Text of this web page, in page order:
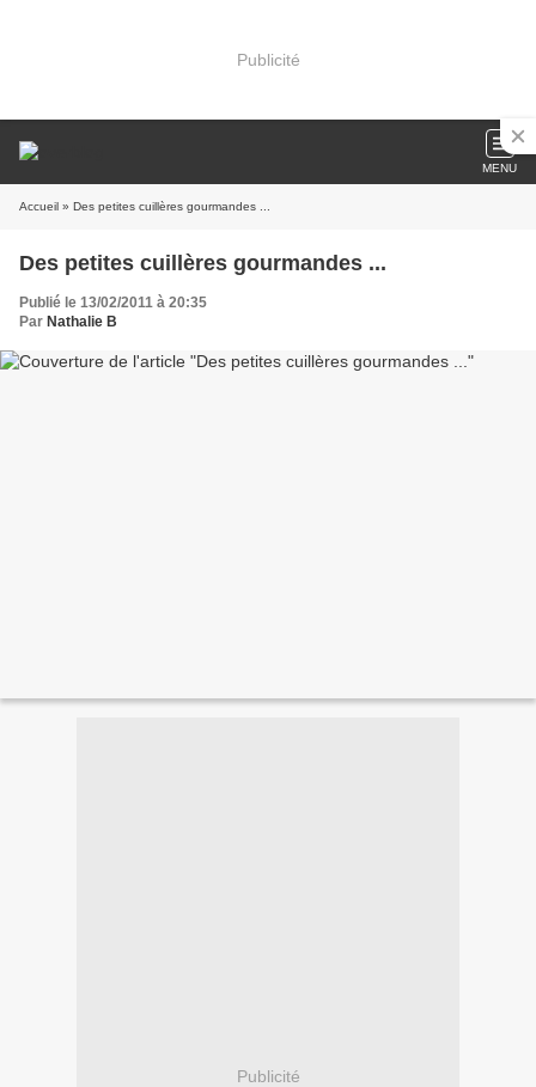
Publicité
MENU
Accueil » Des petites cuillères gourmandes ...
Des petites cuillères gourmandes ...
Publié le 13/02/2011 à 20:35
Par Nathalie B
Publicité